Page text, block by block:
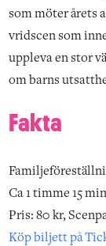
som möter årets
vridscen som
uppleva en stor
om barns
Fakta
Ca 1 timme 15
Pris: 80 kr,
Köp biljett på